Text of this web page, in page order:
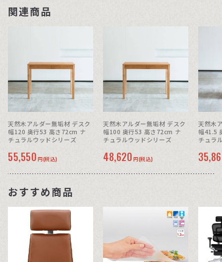
関連商品
天然木アルダー無垢材 デスク
幅120 奥行53 高さ72cm ナ
チュラルウッドシリーズ
55,550 円(税込)
天然木アルダー無垢材 デスク
幅100 奥行53 高さ72cm ナ
チュラルウッドシリーズ
48,620 円(税込)
天然木
幅41.5
チュラ
おすすめ商品